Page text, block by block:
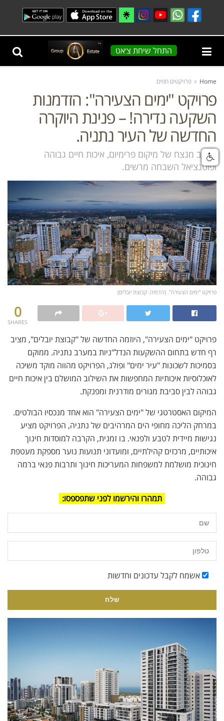
התחל שיחת צ׳אט
Home פרויקטים חמים
פרויקט "ימים הצעירה": הזדמנות
השקעה נדירה! – פנינת היוקרה
החדשה של העיר נתניה.
שילוב מנצח של מיקום פרימיום, איכות חיים גבוהה
ופוטנציאל השבחה מרשים.
פרויקט "ימים הצעירה". (הדמיה: קבוצת יובלים)
0
SHARES
פרויקט "ימים הצעירה", היוזמה החדשה של "קבוצת יובלים", מציב
רף חדש בתחום ההשקעות הנדל"ניות במערב נתניה. ממוקם
בסמיכות לשכונות "עיר ימים" ופולג, הפרויקט מהווה מוקד משיכה
לאוכלוסיות איכותיות המחפשות את השילוב המושלם בין איכות חיים
גבוהה לבין סביבת מגורים מודרנית ומפנקת.
המיקום האסטרטגי של "ימים הצעירה" הוא אחד מנכסיו הבולטים.
במרחק הליכה מחופי הים המרהיבים של נתניה, הפרויקט מציע
נגישות מיידית לטבע ולפנאי. בו זמנית, הקרבה למוסדות חינוך
איכותיים, מרכזים קהילתיים, ומועדוני תנועות נוער מספקת מעטפת
חינוכית מושלמת למשפחות המעריכות חינוך ותרבות פנאי ברמה
גבוהה.
תמהרו והירשמו לפני שתפספסו:
אשמח לקבל עדכונים וחדשות